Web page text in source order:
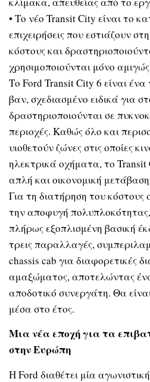
• Το νέο Transit City είναι το
επιχειρήσεις που εστιάζουν
κόστους και
χρησιμοποιούνται μόνο
Το Ford Transit City 6 είναι ένα
βαν, σχεδιασμένο ειδικά για
δραστηριοποιούνται σε
περιοχές. Καθώς όλο και
υιοθετούν ζώνες στις οποίες
ηλεκτρικά οχήματα, το Transit
απλή και οικονομική μετάβαση
Για τη διατήρηση του
την αποφυγή πολυπλοκότητας,
πλήρως εξοπλισμένη βασική
τρεις παραλλαγές,
chassis cab για διαφορετικές
αμαξώματος, αποτελώντας
αποδοτικό συνεργάτη. Θα
μέσα στο έτος.
Μια νέα εποχή για τα
στην Ευρώπη
Η Ford διαθέτει μία